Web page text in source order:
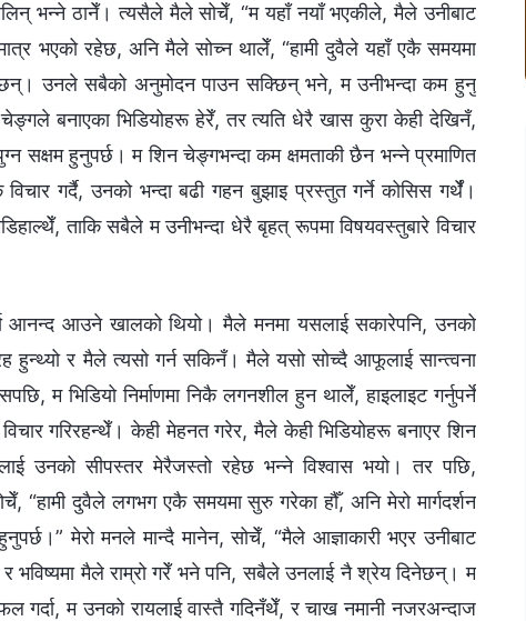
भन्‍ने ठानेँ। त्यसैले मैले सोचेँ, “म यहाँ नयाँ भएकीले, मैले उनीबाट
भएको रहेछ, अनि मैले सोच्न थालेँ, “हामी दुवैले यहाँ एकै समयमा
उनले सबैको अनुमोदन पाउन सक्छिन् भने, म उनीभन्दा कम हुनु
बनाएका भिडियोहरू हेरेँ, तर त्यति धेरै खास कुरा केही देखिनँ,
सक्षम हुनुपर्छ। म शिन चेङ्गभन्दा कम क्षमताकी छैन भन्‍ने प्रमाणित
गर्दै, उनको भन्दा बढी गहन बुझाइ प्रस्तुत गर्ने कोसिस गर्थेँ।
ताकि सबैले म उनीभन्दा धेरै बृहत् रूपमा विषयवस्तुबारे विचार
आनन्द आउने खालको थियो। मैले मनमा यसलाई सकारेपनि, उनको
हुन्थ्यो र मैले त्यसो गर्न सकिनँ। मैले यसो सोच्दै आफूलाई सान्त्वना
म भिडियो निर्माणमा निकै लगनशील हुन थालेँ, हाइलाइट गर्नुपर्ने
विचार गरिरहन्थेँ। केही मेहनत गरेर, मैले केही भिडियोहरू बनाएर शिन
उनको सीपस्तर मेरैजस्तो रहेछ भन्‍ने विश्‍वास भयो। तर पछि,
“हामी दुवैले लगभग एकै समयमा सुरु गरेका हौँ, अनि मेरो मार्गदर्शन
मेरो मनले मान्दै मानेन, सोचेँ, “मैले आज्ञाकारी भएर उनीबाट
भविष्यमा मैले राम्रो गरेँ भने पनि, सबैले उनलाई नै श्रेय दिनेछन्। म
गर्दा, म उनको रायलाई वास्तै गदिनँथेँ, र चाख नमानी नजरअन्दाज